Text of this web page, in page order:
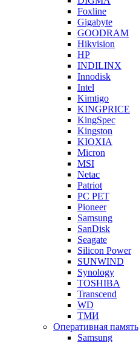
Foxline
Gigabyte
GOODRAM
Hikvision
HP
INDILINX
Innodisk
Intel
Kimtigo
KINGPRICE
KingSpec
Kingston
KIOXIA
Micron
MSI
Netac
Patriot
PC PET
Pioneer
Samsung
SanDisk
Seagate
Silicon Power
SUNWIND
Synology
TOSHIBA
Transcend
WD
ТМИ
Оперативная память
Samsung